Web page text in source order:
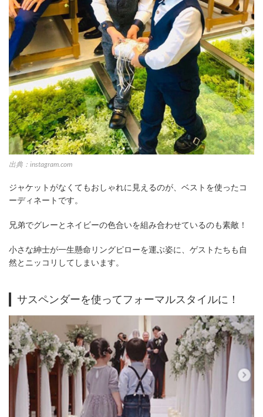
出典：instagram.com
ジャケットがなくてもおしゃれに見えるのが、ベストを使ったコ
ーディネートです。
兄弟でグレーとネイビーの色合いを組み合わせているのも素敵！
小さな紳士が一生懸命リングピローを運ぶ姿に、ゲストたちも自
然とニッコリしてしまいます。
サスペンダーを使ってフォーマルスタイルに！